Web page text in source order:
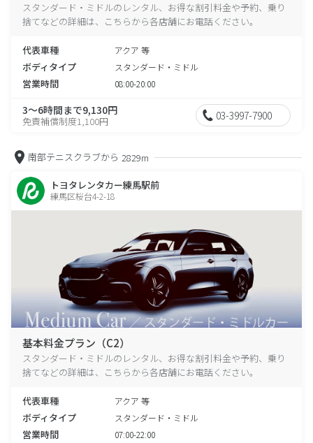
スタンダード・ミドルのレンタル、お得な割引料金や予約、乗り
捨てなどの詳細は、こちらから各店舗にお電話ください。
代表車種 アクア 等
ボディタイプ スタンダード・ミドル
営業時間 08:00-20:00
3～6時間まで9,130円
免責補償制度1,100円 03-3997-7900
南部テニスクラブから 2829m
トヨタレンタカー練馬駅前
練馬区桜台4-2-18
基本料金プラン（C2）
スタンダード・ミドルのレンタル、お得な割引料金や予約、乗り
捨てなどの詳細は、こちらから各店舗にお電話ください。
代表車種 アクア 等
ボディタイプ スタンダード・ミドル
営業時間 07:00-22:00